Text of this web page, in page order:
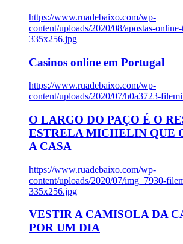
https://www.ruadebaixo.com/wp-
content/uploads/2020/08/apostas-
335x256.jpg
Casinos online em Portugal
https://www.ruadebaixo.com/wp-
content/uploads/2020/07/h0a3723-
O LARGO DO PAÇO É O
ESTRELA MICHELIN QUE
A CASA
https://www.ruadebaixo.com/wp-
content/uploads/2020/07/img_7930-
335x256.jpg
VESTIR A CAMISOLA DA
POR UM DIA